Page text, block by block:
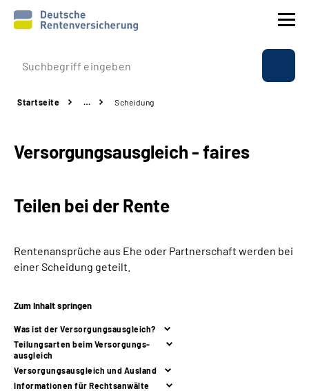
Prävention
Rente
Über uns & Presse
Online-Services
Suche
Language
Startseite … Scheidung
Versorgungsausgleich - faires
Teilen bei der Rente
Rentenansprüche aus Ehe oder Partnerschaft werden bei
einer Scheidung geteilt.
Zum Inhalt springen
Was ist der Versorgungs­ausgleich?
Teilungsarten beim Versorgungs­
ausgleich
Versorgungsausgleich und Ausland
Informationen für Rechtsanwälte